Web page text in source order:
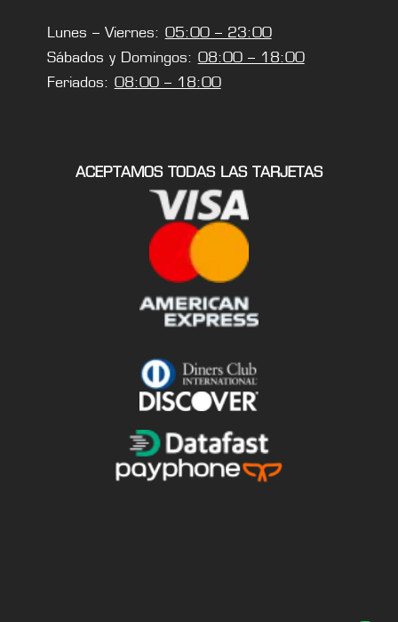
Lunes – Viernes: 05:00 – 23:00
Sábados y Domingos: 08:00 – 18:00
Feriados: 08:00 – 18:00
ACEPTAMOS TODAS LAS TARJETAS